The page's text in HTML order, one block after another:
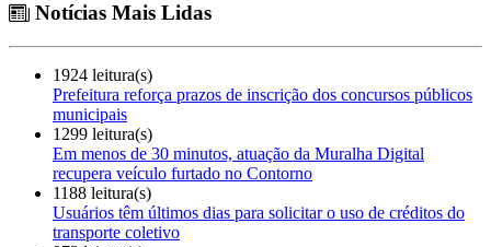
Notícias Mais Lidas
1924 leitura(s)
Prefeitura reforça prazos de inscrição dos concursos públicos
municipais
1299 leitura(s)
Em menos de 30 minutos, atuação da Muralha Digital
recupera veículo furtado no Contorno
1188 leitura(s)
Usuários têm últimos dias para solicitar o uso de créditos do
transporte coletivo